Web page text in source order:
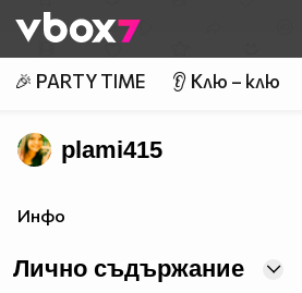
👾
🎉 PARTY TIME 👂 Клю – клю
plami415
Инфо
Лично съдържание